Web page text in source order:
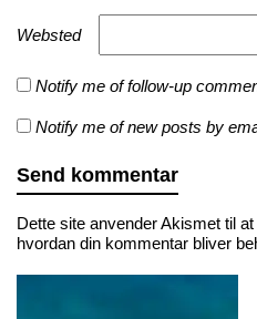
Websted
Notify me of follow-up
Notify me of new posts by
Dette site anvender Akismet til
hvordan din kommentar bliver